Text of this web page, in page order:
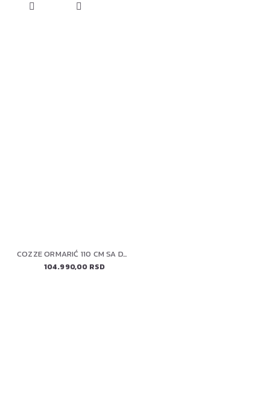
COZZE ORMARIĆ 110 CM SA DVOSTRUKIM VRATIMA (90216) ELEMENT
104.990,00 RSD